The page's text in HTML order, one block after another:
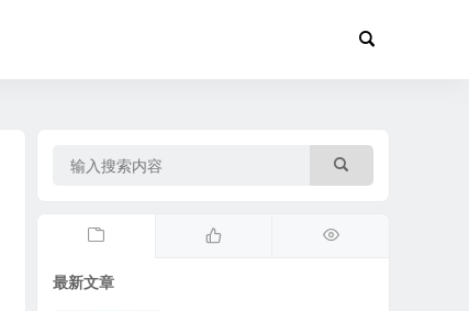
最新文章